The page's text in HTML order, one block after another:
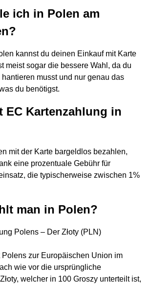
ich in Polen am
kannst du deinen Einkauf mit Karte
meist sogar die bessere Wahl, da du
musst und nur genau das
du benötigst.
EC Kartenzahlung in
mit der Karte bargeldlos bezahlen,
eine prozentuale Gebühr für
die typischerweise zwischen 1%
man in Polen?
Polens – Der Złoty (PLN)
Polens zur Europäischen Union im
wie vor die ursprüngliche
welcher in 100 Groszy unterteilt ist,